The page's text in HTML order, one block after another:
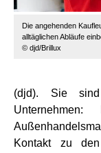
Die angehenden
alltäglichen Abläufe
© djd/Brillux
(djd). Sie
Kontakt zu